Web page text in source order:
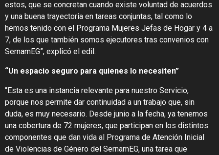
estos, que se concretan cuando existe voluntad de acuerdos
y una buena trayectoria en tareas conjuntas, tal como lo
hemos tenido con el Programa Mujeres Jefas de Hogar y 4 a
7, de los que también somos ejecutores tras convenios con
SernamEG”, explicó el edil.
“Un espacio seguro para quienes lo necesiten”
“Esta es una instancia relevante para nuestro Servicio,
porque nos permite dar continuidad a un trabajo que, sin
duda, es muy necesario. Desde junio a la fecha, ya tenemos
una cobertura de 72 mujeres, que participan en los distintos
componentes que dan vida al Programa de Atención Inicial
de Violencias de Género del SernamEG, una tarea que